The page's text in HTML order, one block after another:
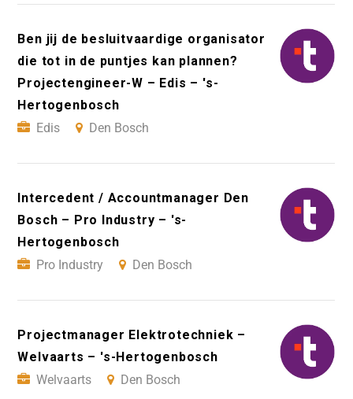
Ben jij de besluitvaardige organisator
die tot in de puntjes kan plannen?
Projectengineer-W – Edis – 's-
Hertogenbosch
Edis
Den Bosch
Intercedent / Accountmanager Den
Bosch – Pro Industry – 's-
Hertogenbosch
Pro Industry
Den Bosch
Projectmanager Elektrotechniek –
Welvaarts – 's-Hertogenbosch
Welvaarts
Den Bosch